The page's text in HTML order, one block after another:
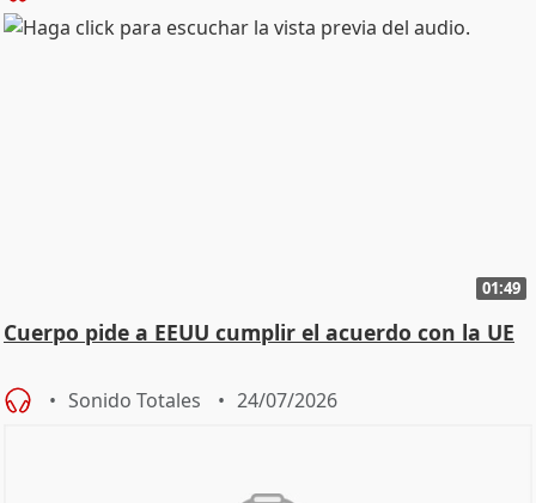
01:49
Cuerpo pide a EEUU cumplir el acuerdo con la UE
Sonido Totales 24/07/2026